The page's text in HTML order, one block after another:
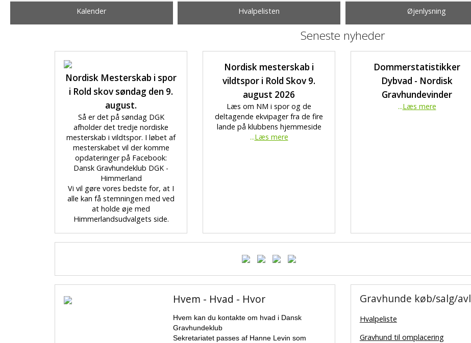
Kalender Hvalpelisten Øjenlysning
Seneste nyheder
Nordisk Mesterskab i spor
i Rold skov søndag den 9.
august.
Så er det på søndag DGK
afholder det tredje nordiske
mesterskab i vildtspor. I løbet af
mesterskabet vil der komme
opdateringer på Facebook:
Dansk Gravhundeklub DGK -
Himmerland
Vi vil gøre vores bedste for, at I
alle kan få stemningen med ved
at holde øje med
Himmerlandsudvalgets side.
Nordisk mesterskab i
vildtspor i Rold Skov 9.
august 2026
Læs om NM i spor og de
deltagende ekvipager fra de fire
lande på klubbens hjemmeside
...Læs mere
Dommerstatistikker
Dybvad - Nordisk
Gravhundevinder
...Læs mere
Hvem - Hvad - Hvor
Hvem kan du kontakte om hvad i Dansk
Gravhundeklub
Sekretariatet passes af Hanne Levin som
Gravhunde køb/salg/avl
Hvalpeliste
Gravhund til omplacering